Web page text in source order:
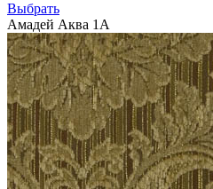
Выбрать
Амадей Аква 1А